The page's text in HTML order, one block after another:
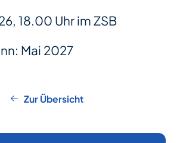
18.00 Uhr im ZSB
Mai 2027
Zur Übersicht